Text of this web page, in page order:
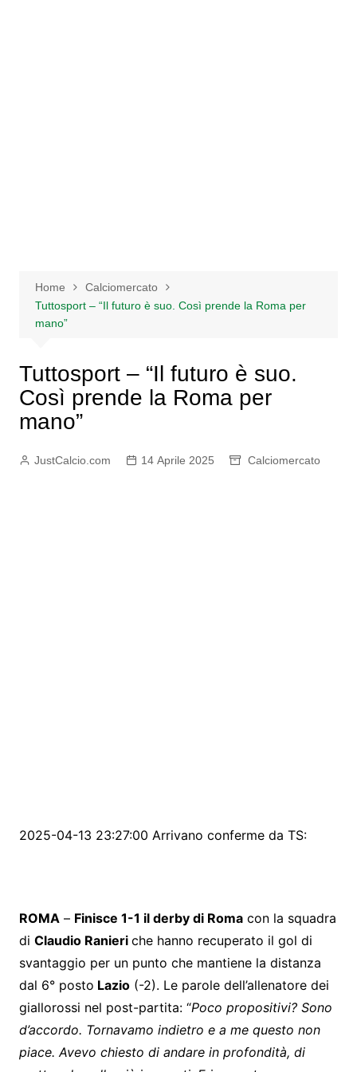
Home
Calciomercato
Tuttosport – “Il futuro è suo. Così prende la Roma per
mano”
Tuttosport – “Il futuro è suo.
Così prende la Roma per
mano”
JustCalcio.com 14 Aprile 2025 Calciomercato
2025-04-13 23:27:00 Arrivano conferme da TS:
ROMA– Finisce 1-1 il derby di Romacon la squadra
di Claudio Ranieri che hanno recuperato il gol di
svantaggio per un punto che mantiene la distanza
dal 6° posto Lazio(-2). Le parole dell’allenatore dei
giallorossi nel post-partita: “Poco propositivi? Sono
d’accordo. Tornavamo indietro e a me questo non
piace. Avevo chiesto di andare in profondità, di